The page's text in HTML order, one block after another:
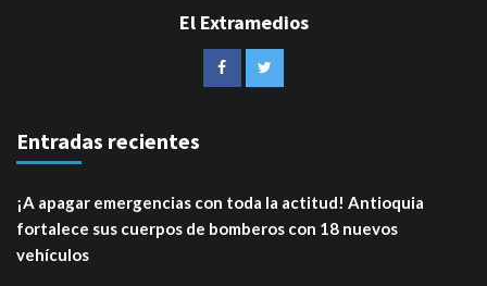
El Extramedios
Entradas recientes
¡A apagar emergencias con toda la actitud! Antioquia
fortalece sus cuerpos de bomberos con 18 nuevos
vehículos